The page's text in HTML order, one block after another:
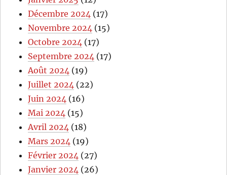
Décembre 2024 (17)
Novembre 2024 (15)
Octobre 2024 (17)
Septembre 2024 (17)
Août 2024 (19)
Juillet 2024 (22)
Juin 2024 (16)
Mai 2024 (15)
Avril 2024 (18)
Mars 2024 (19)
Février 2024 (27)
Janvier 2024 (26)